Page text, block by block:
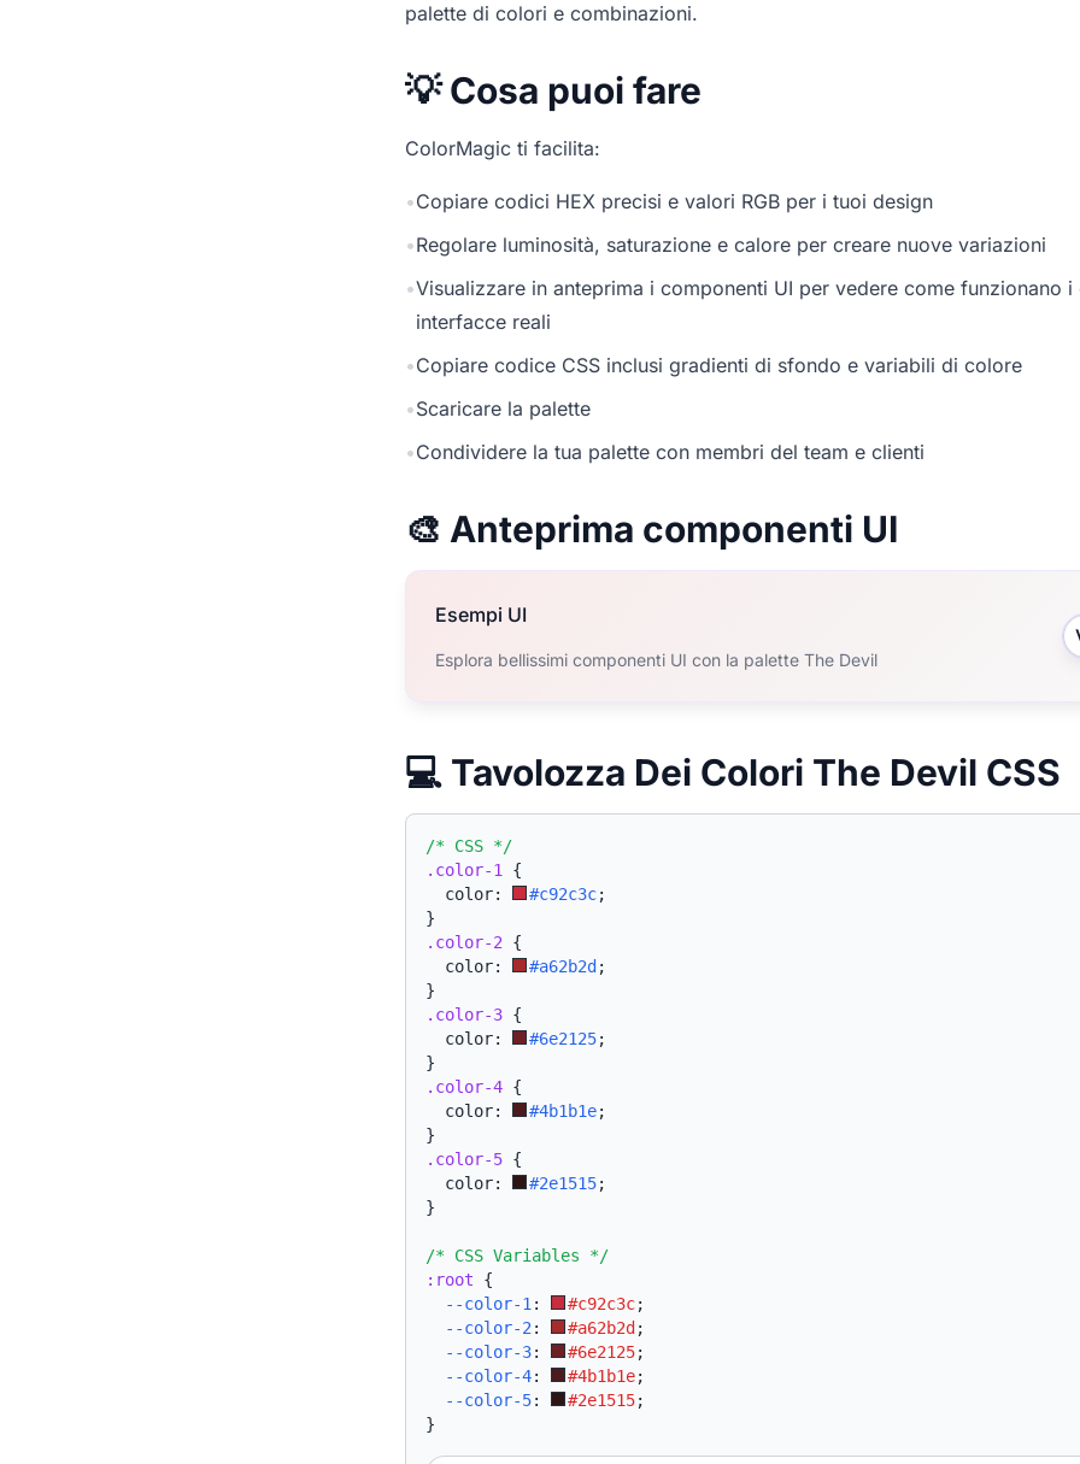
palette di colori e combinazioni.
💡 Cosa puoi fare
ColorMagic ti facilita:
•Copiare codici HEX precisi e valori RGB per i tuoi design
•Regolare luminosità, saturazione e calore per creare nuove variazioni
•Visualizzare in anteprima i componenti UI per vedere come funzionano
interfacce reali
•Copiare codice CSS inclusi gradienti di sfondo e variabili di colore
•Scaricare la palette
•Condividere la tua palette con membri del team e clienti
🎨 Anteprima componenti UI
Esempi UI
Esplora bellissimi componenti UI con la palette The Devil
💻 Tavolozza Dei Colori The Devil CSS
/* CSS */
.color-1
{
  color:
#c92c3c;
}
.color-2 {
  color:
#a62b2d ;
}
.color-3 {
  color:
#6e2125;
}
.color-4 {
  color:
#4b1b1e;
}
.color-5 {
  color:
#2e1515;
}
/* CSS Variables */
:root {
--color-1 : #c92c3c;
--color-2 : #a62b2d ;
--color-3: #6e2125;
--color-4: #4b1b1e;
--color-5: #2e1515;
}